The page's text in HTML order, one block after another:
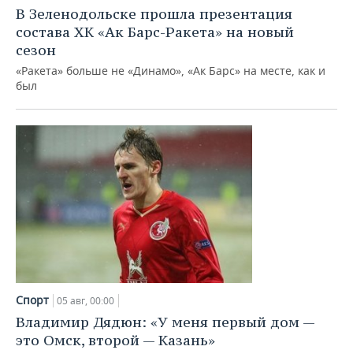
В Зеленодольске прошла презентация
состава ХК «Ак Барс-Ракета» на новый
сезон
«Ракета» больше не «Динамо», «Ак Барс» на месте, как и
был
Спорт 05 авг, 00:00
Владимир Дядюн: «У меня первый дом —
это Омск, второй — Казань»